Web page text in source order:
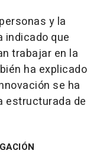
y la
indicado que
trabajar en la
ha explicado
se ha
estructurada de